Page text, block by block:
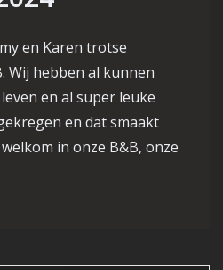
en Karen trotse
Wij hebben al kunnen
en al super leuke
en dat smaakt
in onze B&B, onze